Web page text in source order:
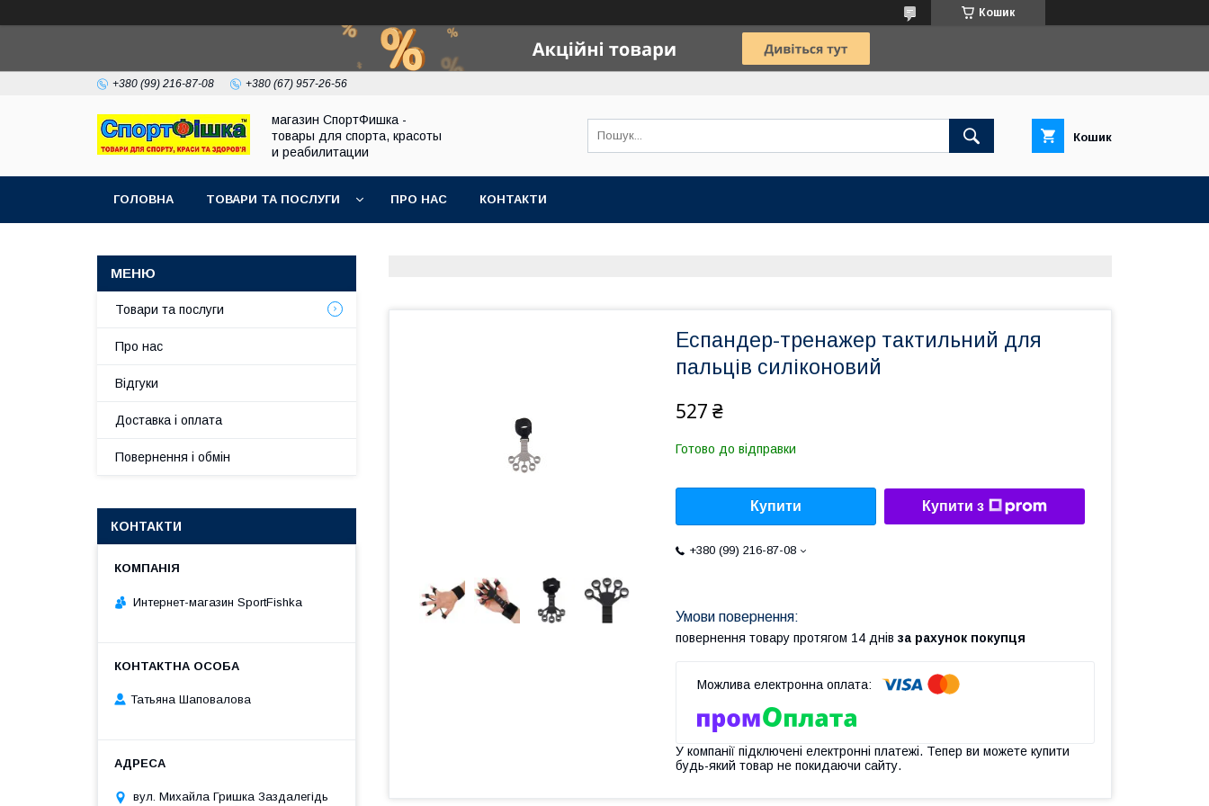
Кошик
+380 (99) 216-87-08 +380 (67) 957-26-56
магазин СпортФишка -
товары для спорта, красоты
и реабилитации
Кошик
ГОЛОВНА ТОВАРИ ТА ПОСЛУГИ ПРО НАС КОНТАКТИ
Еспандер-тренажер тактильний для
пальців силіконовий
527 ₴
Готово до відправки
Купити Купити з
+380 (99) 216-87-08
повернення товару протягом 14 днів за рахунок покупця
У компанії підключені електронні платежі. Тепер ви можете купити
будь-який товар не покидаючи сайту.
Товари та послуги
Про нас
Відгуки
Доставка і оплата
Повернення і обмін
КОНТАКТИ
Интернет-магазин SportFishka
Татьяна Шаповалова
вул. Михайла Гришка Заздалегiдь